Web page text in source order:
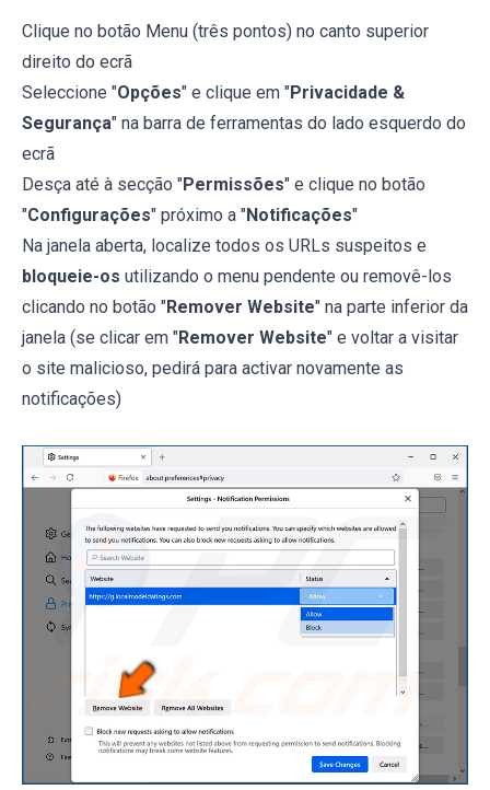
Clique no botão Menu (três pontos) no canto superior
direito do ecrã
Seleccione "Opções" e clique em "Privacidade &
Segurança" na barra de ferramentas do lado esquerdo do
ecrã
Desça até à secção "Permissões" e clique no botão
"Configurações" próximo a "Notificações"
Na janela aberta, localize todos os URLs suspeitos e
bloqueie-os utilizando o menu pendente ou removê-los
clicando no botão "Remover Website" na parte inferior da
janela (se clicar em "Remover Website" e voltar a visitar
o site malicioso, pedirá para activar novamente as
notificações)